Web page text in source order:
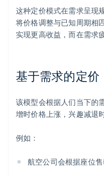
这种定价模式在需求呈现
将价格调整与已知周期相
实现更高收益，而在需求
基于需求的定价
该模型会根据人们当下的
增时价格上涨，兴趣减退
例如：
航空公司会根据座位售